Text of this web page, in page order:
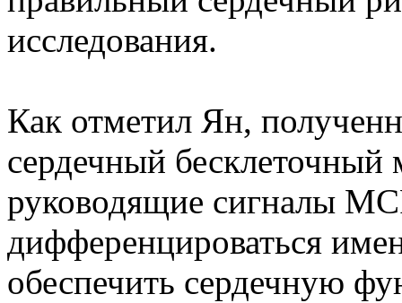
исследования.
Как отметил Ян,
сердечный бесклеточный
руководящие сигналы
дифференцироваться
обеспечить сердечную